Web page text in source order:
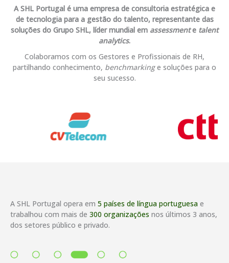
A SHL Portugal é uma empresa de consultoria estratégica e
de tecnologia para a gestão do talento, representante das
soluções do Grupo SHL, líder mundial em assessmente talent
analytics.
Colaboramos com os Gestores e Profissionais de RH,
partilhando conhecimento, benchmarkinge soluções para o
seu sucesso.
A SHL Portugal opera em 5 países de língua portuguesa e
trabalhou com mais de 300 organizações nos últimos 3 anos,
dos setores público e privado.